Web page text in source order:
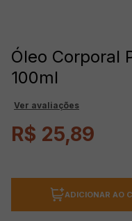
Óleo Corporal
100ml
Ver avaliações
R$ 25,89
ADICIONAR AO